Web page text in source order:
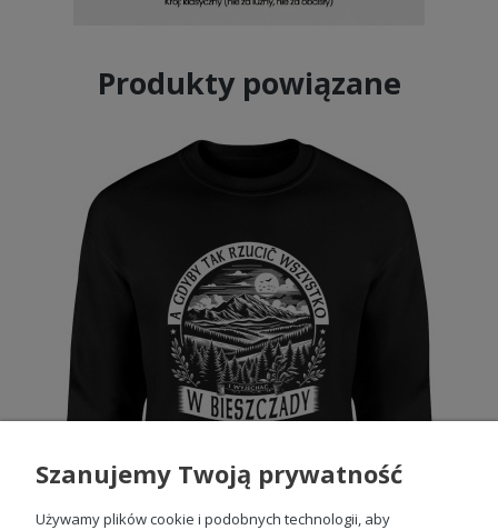
Produkty powiązane
Szanujemy Twoją prywatność
Używamy plików cookie i podobnych technologii, aby